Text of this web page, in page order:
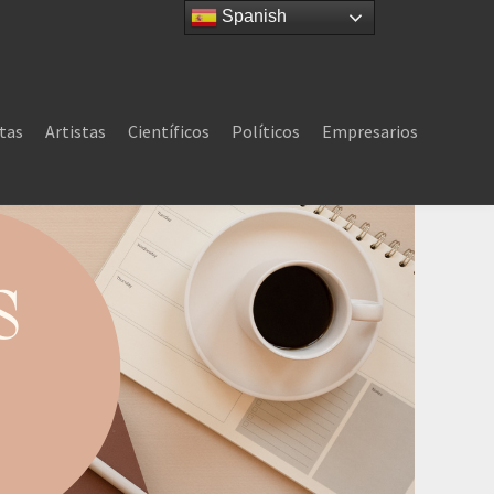
Artistas Científicos Políticos Empresarios
Spanish